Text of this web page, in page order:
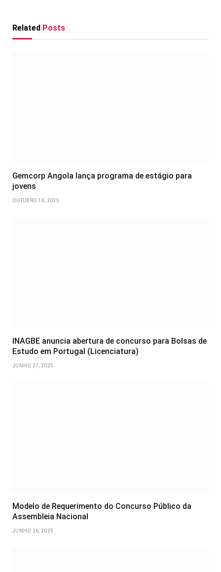
Related Posts
Gemcorp Angola lança programa de estágio para
jovens
OUTUBRO 14, 2025
INAGBE anuncia abertura de concurso para Bolsas de
Estudo em Portugal (Licenciatura)
JUNHO 27, 2025
Modelo de Requerimento do Concurso Público da
Assembleia Nacional
JUNHO 26, 2025